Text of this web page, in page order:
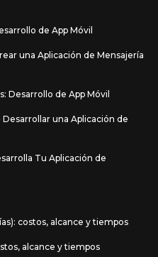
de App Móvil
una Aplicación de Mensajería
Desarrollo de App Móvil
Desarrollar una Aplicación de
Tu Aplicación de
costos, alcance y tiempos
alcance y tiempos